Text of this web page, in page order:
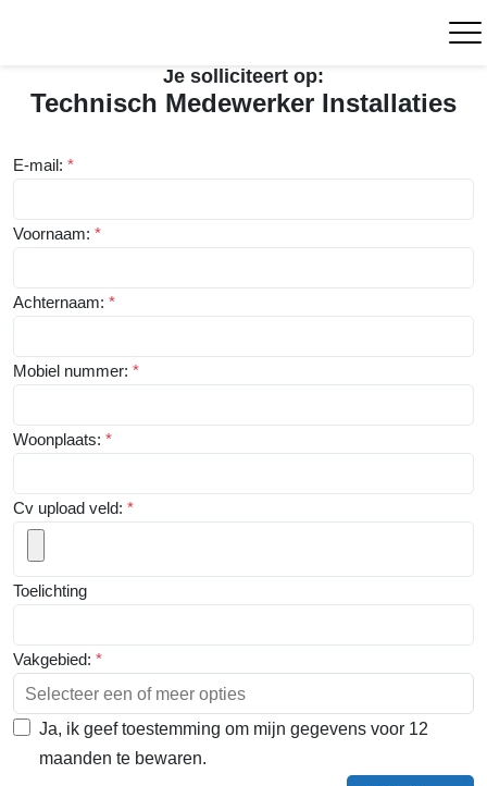
Je solliciteert op:
Technisch Medewerker Installaties
E-mail: *
Voornaam: *
Achternaam: *
Mobiel nummer: *
Woonplaats: *
Cv upload veld: *
Toelichting
Vakgebied: *
Selecteer een of meer opties
Ja, ik geef toestemming om mijn gegevens voor 12
maanden te bewaren.